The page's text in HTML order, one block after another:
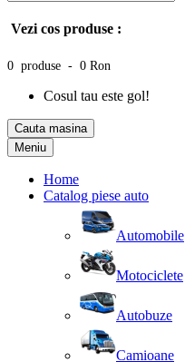
Vezi cos produse :
0 produse - 0 Ron
Cosul tau este gol!
Cauta masina
Meniu
Home
Catalog piese auto
Automobile
Motociclete
Autobuze
Camioane